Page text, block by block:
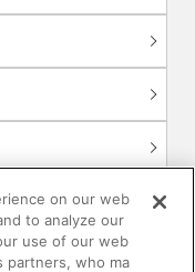
on our web
to analyze our
use of our web
partners, who ma